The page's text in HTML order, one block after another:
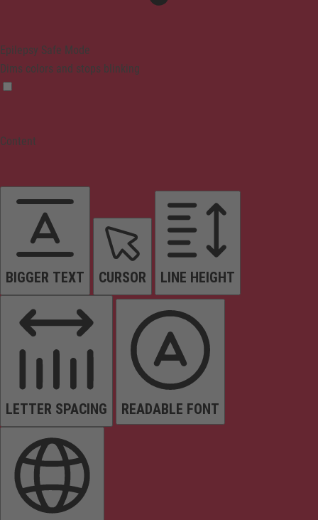
Epilepsy Safe Mode
Dims colors and stops blinking
Content
BIGGER TEXT CURSOR LINE HEIGHT
LETTER SPACING READABLE FONT